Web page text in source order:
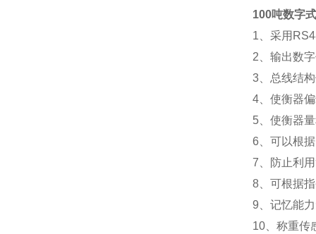
100吨数字
1 、采用
2 、输出数
3 、总线结
4 、使衡器
5 、使衡器
6 、可以根
7 、防止利
8 、可根据
9 、记忆能
10 、称重